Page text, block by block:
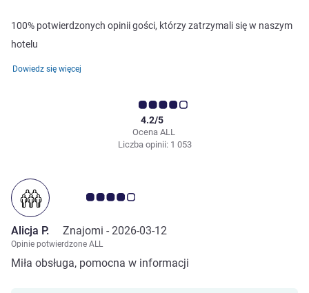
100% potwierdzonych opinii gości, którzy zatrzymali się w naszym
hotelu
Dowiedz się więcej
Ocena ALL
4.2/5
Liczba opinii: 1 053
Ocena klientów 4.0/5
Alicja P. Znajomi - 2026-03-12
Opinie potwierdzone ALL
Miła obsługa, pomocna w informacji